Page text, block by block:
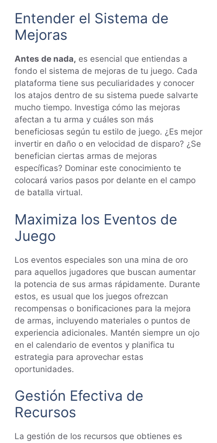
Entender el Sistema de
Mejoras
Antes de nada, es esencial que entiendas a
fondo el sistema de mejoras de tu juego. Cada
plataforma tiene sus peculiaridades y conocer
los atajos dentro de su sistema puede salvarte
mucho tiempo. Investiga cómo las mejoras
afectan a tu arma y cuáles son más
beneficiosas según tu estilo de juego. ¿Es mejor
invertir en daño o en velocidad de disparo? ¿Se
benefician ciertas armas de mejoras
específicas? Dominar este conocimiento te
colocará varios pasos por delante en el campo
de batalla virtual.
Maximiza los Eventos de
Juego
Los eventos especiales son una mina de oro
para aquellos jugadores que buscan aumentar
la potencia de sus armas rápidamente. Durante
estos, es usual que los juegos ofrezcan
recompensas o bonificaciones para la mejora
de armas, incluyendo materiales o puntos de
experiencia adicionales. Mantén siempre un ojo
en el calendario de eventos y planifica tu
estrategia para aprovechar estas
oportunidades.
Gestión Efectiva de
Recursos
La gestión de los recursos que obtienes es